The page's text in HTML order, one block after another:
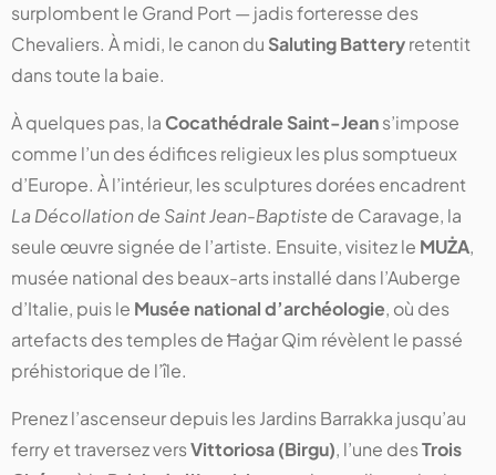
surplombent le Grand Port — jadis forteresse des
Chevaliers. À midi, le canon du Saluting Batteryretentit
dans toute la baie.
À quelques pas, la Cocathédrale Saint-Jeans’impose
comme l’un des édifices religieux les plus somptueux
d’Europe. À l’intérieur, les sculptures dorées encadrent
La Décollation de Saint Jean-Baptiste de Caravage, la
seule œuvre signée de l’artiste. Ensuite, visitez le MUŻA,
musée national des beaux-arts installé dans l’Auberge
d’Italie, puis le Musée national d’archéologie, où des
artefacts des temples de Ħaġar Qim révèlent le passé
préhistorique de l’île.
Prenez l’ascenseur depuis les Jardins Barrakka jusqu’au
ferry et traversez versVittoriosa (Birgu), l’une desTrois